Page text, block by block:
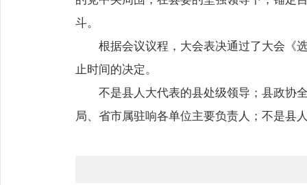
斗。
根据会议议程，大会表决通过了大会《
止时间的决定。
不是县人大代表的县处级领导；县政协
局、省市属驻响各单位主要负责人；不是县